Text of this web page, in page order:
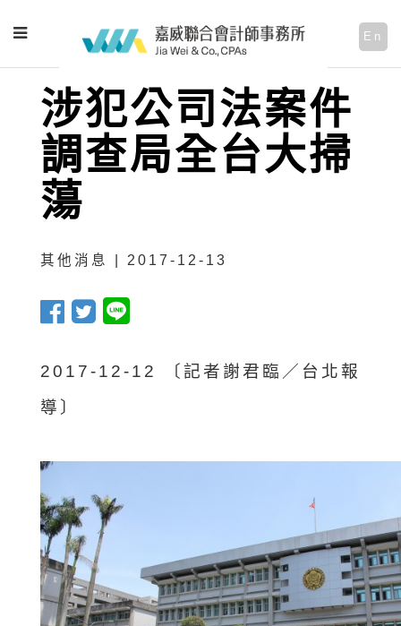
En
涉犯公司法案件
調查局全台大掃
蕩
其他消息 | 2017-12-13
2017-12-12 〔記者謝君臨／台北報
導〕